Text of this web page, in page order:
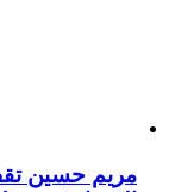
مريم حسين